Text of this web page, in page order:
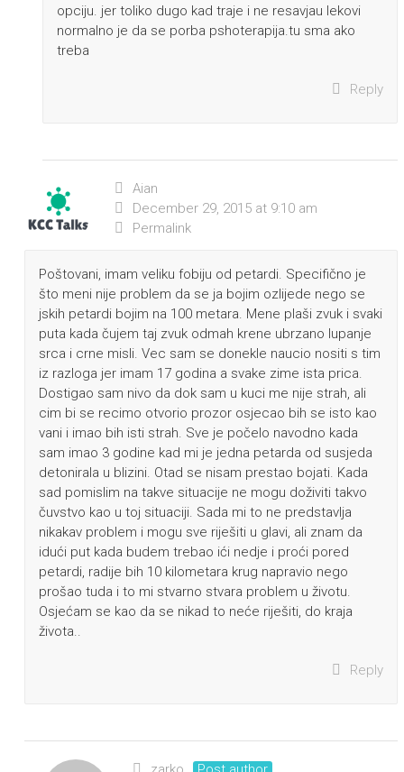
opciju. jer toliko dugo kad traje i ne resavjau lekovi
normalno je da se porba pshoterapija.tu sma ako
treba
Reply
Aian
December 29, 2015 at 9:10 am
Permalink
Poštovani, imam veliku fobiju od petardi. Specifično je
što meni nije problem da se ja bojim ozlijede nego se
jskih petardi bojim na 100 metara. Mene plaši zvuk i svaki
puta kada čujem taj zvuk odmah krene ubrzano lupanje
srca i crne misli. Vec sam se donekle naucio nositi s tim
iz razloga jer imam 17 godina a svake zime ista prica.
Dostigao sam nivo da dok sam u kuci me nije strah, ali
cim bi se recimo otvorio prozor osjecao bih se isto kao
vani i imao bih isti strah. Sve je počelo navodno kada
sam imao 3 godine kad mi je jedna petarda od susjeda
detonirala u blizini. Otad se nisam prestao bojati. Kada
sad pomislim na takve situacije ne mogu doživiti takvo
čuvstvo kao u toj situaciji. Sada mi to ne predstavlja
nikakav problem i mogu sve riješiti u glavi, ali znam da
idući put kada budem trebao ići nedje i proći pored
petardi, radije bih 10 kilometara krug napravio nego
prošao tuda i to mi stvarno stvara problem u životu.
Osjećam se kao da se nikad to neće riješiti, do kraja
života..
Reply